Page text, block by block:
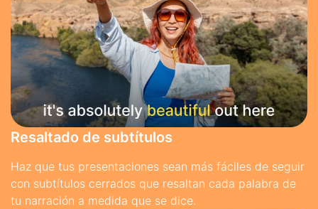
Resaltado de subtítulos
Haz que tus presentaciones sean más fáciles de seguir
con subtítulos cerrados que resaltan cada palabra de
tu narración a medida que se dice.